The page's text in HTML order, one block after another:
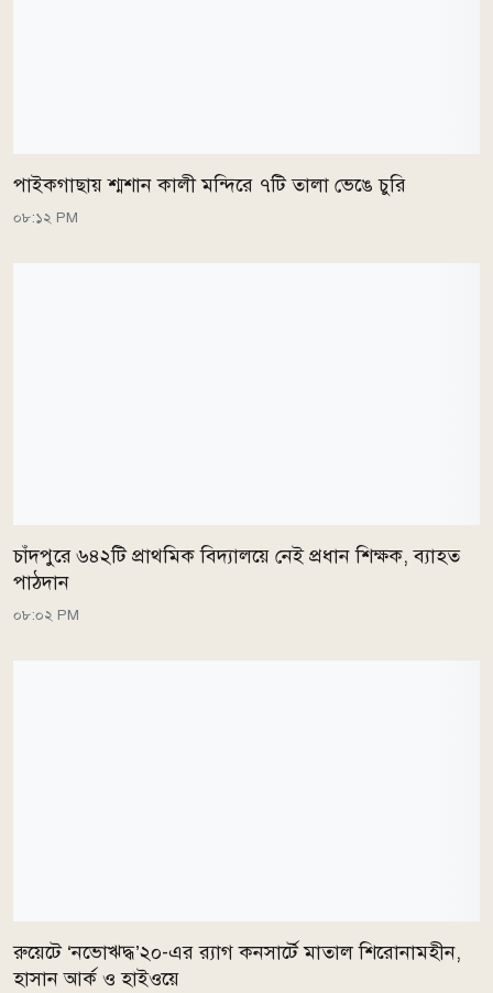
পাইকগাছায় শ্মশান কালী মন্দিরে ৭টি তালা ভেঙে চুরি
০৮:১২ PM
চাঁদপুরে ৬৪২টি প্রাথমিক বিদ্যালয়ে নেই প্রধান শিক্ষক, ব্যাহত
পাঠদান
০৮:০২ PM
রুয়েটে ‘নভোঋদ্ধ’২০-এর র‍্যাগ কনসার্টে মাতাল শিরোনামহীন,
হাসান আর্ক ও হাইওয়ে